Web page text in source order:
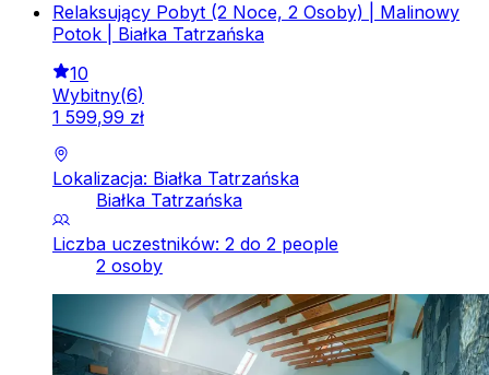
Relaksujący Pobyt (2 Noce, 2 Osoby) | Malinowy
Potok | Białka Tatrzańska
10
Wybitny(6)
1 599,99 zł
Lokalizacja: Białka Tatrzańska
Białka Tatrzańska
Liczba uczestników: 2 do 2 people
2 osoby